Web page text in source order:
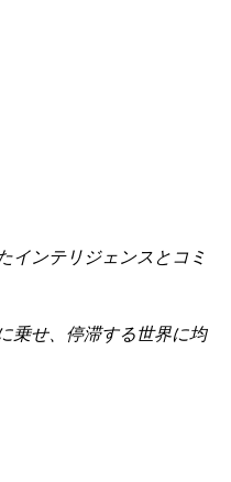
インテリジェンスとコミ
乗せ、停滞する世界に均